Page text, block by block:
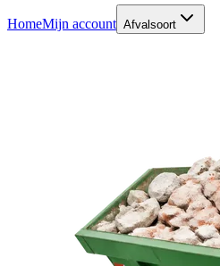
HomeMijn account Afvalsoort